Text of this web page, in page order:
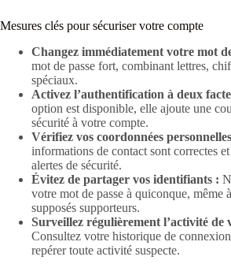
Mesures clés pour sécuriser votre compte
Changez immédiatement votre mot
mot de passe fort, combinant lettres,
spéciaux.
Activez l’authentification à deux
option est disponible, elle ajoute une
sécurité à votre compte.
Vérifiez vos coordonnées
informations de contact sont correctes
alertes de sécurité.
Évitez de partager vos identifiants :
votre mot de passe à quiconque, même
supposés supporteurs.
Surveillez régulièrement l’activité de
Consultez votre historique de
repérer toute activité suspecte.